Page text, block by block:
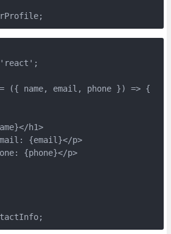
'react';
({ name, email, phone }) => {
h1>
{email}</p>
{phone}</p>